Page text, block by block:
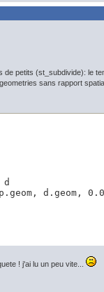
de petits (st_subdivide): le
sans rapport
d
d.geom,
! j'ai lu un peu vite...